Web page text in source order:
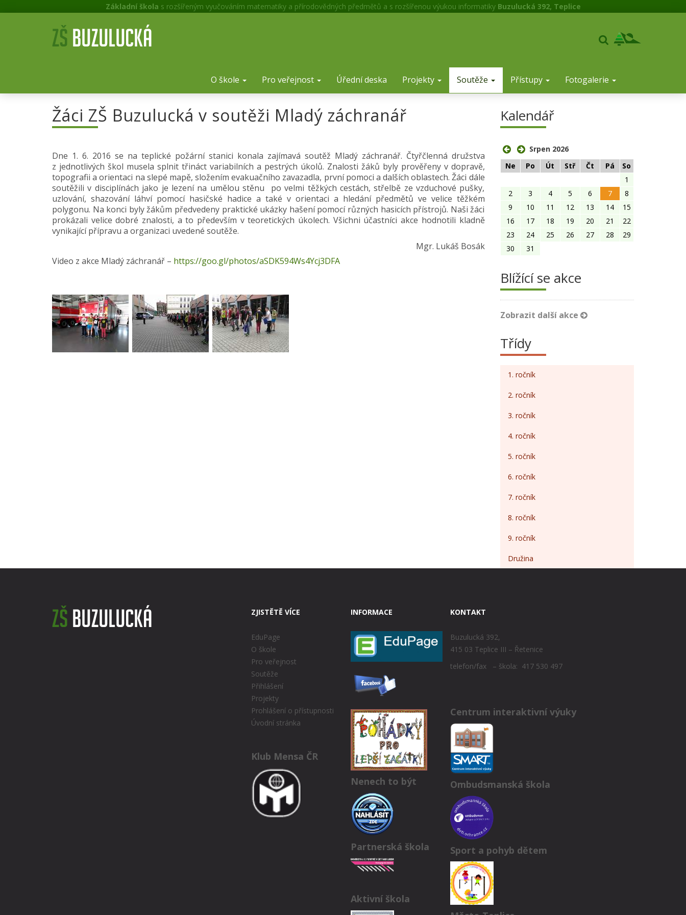
Základní škola s rozšířeným vyučováním matematiky a přírodovědných předmětů a s rozšířenou výukou informatiky Buzulucká 392, Teplice
O škole Pro veřejnost Úřední deska Projekty Soutěže Přístupy Fotogalerie
Žáci ZŠ Buzulucká v soutěži Mladý záchranář
Dne 1. 6. 2016 se na teplické požární stanici konala zajímavá soutěž Mladý záchranář. Čtyřčlenná družstva
z jednotlivých škol musela splnit třináct variabilních a pestrých úkolů. Znalosti žáků byly prověřeny v dopravě,
topografii a orientaci na slepé mapě, složením evakuačního zavazadla, první pomoci a dalších oblastech. Žáci dále
soutěžili v disciplínách jako je lezení na umělou stěnu po velmi těžkých cestách, střelbě ze vzduchové pušky,
uzlování, shazování láhví pomocí hasičské hadice a také v orientaci a hledání předmětů ve velice těžkém
polygonu. Na konci byly žákům předvedeny praktické ukázky hašení pomocí různých hasicích přístrojů. Naši žáci
prokázali velice dobré znalosti, a to především v teoretických úkolech. Všichni účastníci akce hodnotili kladně
vynikající přípravu a organizaci uvedené soutěže.
Mgr. Lukáš Bosák
Video z akce Mladý záchranář – https://goo.gl/photos/aSDK594Ws4Ycj3DFA
Kalendář
Srpen 2026
Ne
Po Út Stř Čt Pá
So
1
2
3 4 5 6 7
8
9
10 11 12 13 14
15
16
17 18 19 20 21
22
23
24 25 26 27 28
29
30
31
Blížící se akce
Zobrazit další akce
Třídy
1. ročník
2. ročník
3. ročník
4. ročník
5. ročník
6. ročník
7. ročník
8. ročník
9. ročník
Družina
ZJISTĚTĚ VÍCE
EduPage
O škole
Pro veřejnost
Soutěže
Přihlášení
Projekty
Prohlášení o přístupnosti
Úvodní stránka
Klub Mensa ČR
INFORMACE
Nenech to být
Partnerská škola
Aktivní škola
KONTAKT
Buzulucká 392,
415 03 Teplice III – Řetenice
telefon/fax – škola: 417 530 497
Centrum interaktivní výuky
Ombudsmanská škola
Sport a pohyb dětem